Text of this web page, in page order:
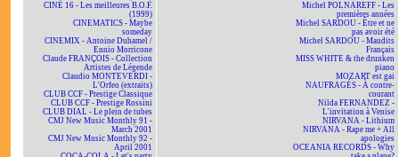
CINÉ 16 - Les meilleures B.O.F.
(1999)
CINEMATICS - Maybe
someday
CINEMIX - Antoine Duhamel /
Ennio Morricone
Claude FRANÇOIS - Collection
Artistes de Légende
Claudio MONTEVERDI -
L'Orfeo (extraits)
CLUB CCF - Prestige Classique
CLUB CCF - Prestige Rossini
CLUB DIAL - Le plein de tubes
CMJ New Music Monthly 91 -
March 2001
CMJ New Music Monthly 92 -
April 2001
Michel POLNAREFF - Les
premières années
Michel SARDOU - Être et ne
pas avoir été
Michel SARDOU - Maudits
Français
MISS WHITE & the drunken
piano
MOZART est gai
NAUFRAGÉS - À contre-
courant
Nilda FERNANDEZ -
L'invitation à Venise
NIRVANA - Lithium
NIRVANA - Rape me + All
apologies
OCEANIA RECORDS - Why